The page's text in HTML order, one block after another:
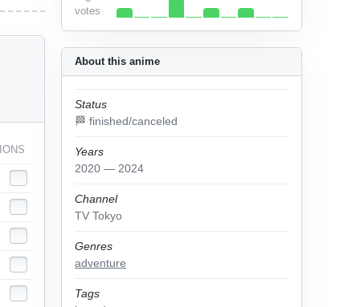
About this anime
Status
🏁 finished/canceled
Years
2020 — 2024
Channel
TV Tokyo
Genres
adventure
Tags
votes